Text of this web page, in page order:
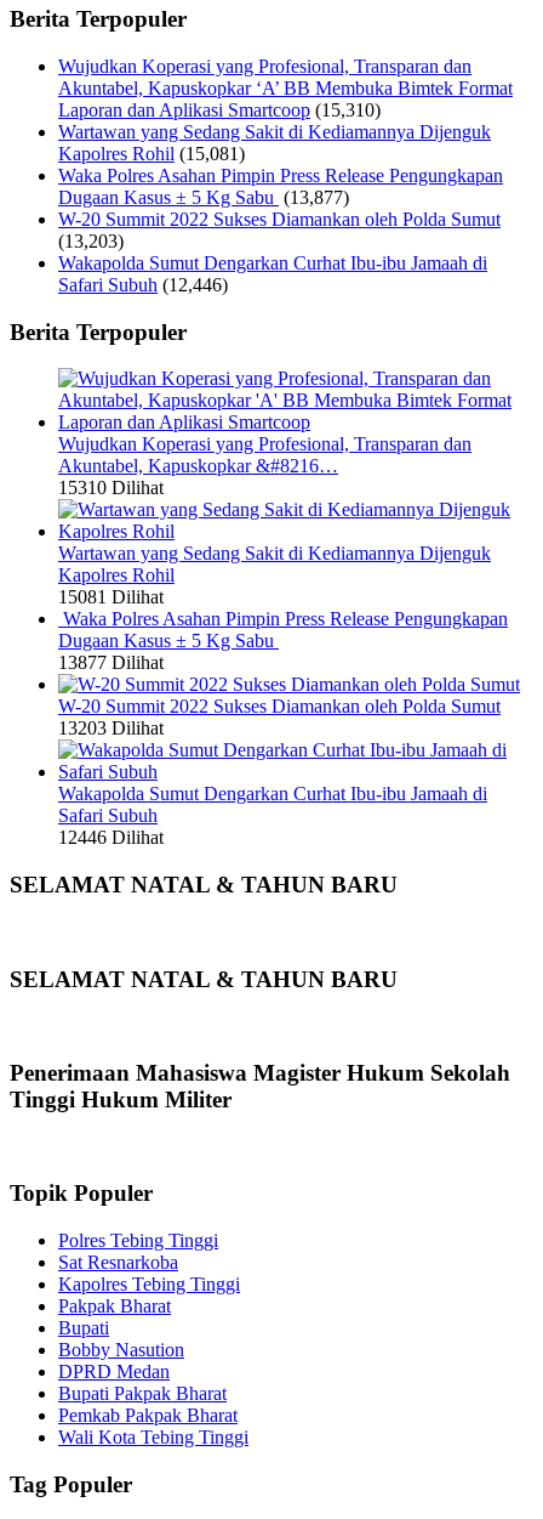
Berita Terpopuler
Wujudkan Koperasi yang Profesional, Transparan dan
Akuntabel, Kapuskopkar ‘A’ BB Membuka Bimtek Format
Laporan dan Aplikasi Smartcoop (15,310)
Wartawan yang Sedang Sakit di Kediamannya Dijenguk
Kapolres Rohil (15,081)
Waka Polres Asahan Pimpin Press Release Pengungkapan
Dugaan Kasus ± 5 Kg Sabu (13,877)
W-20 Summit 2022 Sukses Diamankan oleh Polda Sumut
(13,203)
Wakapolda Sumut Dengarkan Curhat Ibu-ibu Jamaah di
Safari Subuh (12,446)
Berita Terpopuler
Wujudkan Koperasi yang Profesional, Transparan dan
Akuntabel, Kapuskopkar &#8216…
15310 Dilihat
Wartawan yang Sedang Sakit di Kediamannya Dijenguk
Kapolres Rohil
15081 Dilihat
Waka Polres Asahan Pimpin Press Release Pengungkapan
Dugaan Kasus ± 5 Kg Sabu
13877 Dilihat
W-20 Summit 2022 Sukses Diamankan oleh Polda Sumut
13203 Dilihat
Wakapolda Sumut Dengarkan Curhat Ibu-ibu Jamaah di
Safari Subuh
12446 Dilihat
SELAMAT NATAL & TAHUN BARU
SELAMAT NATAL & TAHUN BARU
Penerimaan Mahasiswa Magister Hukum Sekolah
Tinggi Hukum Militer
Topik Populer
Polres Tebing Tinggi
Sat Resnarkoba
Kapolres Tebing Tinggi
Pakpak Bharat
Bupati
Bobby Nasution
DPRD Medan
Bupati Pakpak Bharat
Pemkab Pakpak Bharat
Wali Kota Tebing Tinggi
Tag Populer